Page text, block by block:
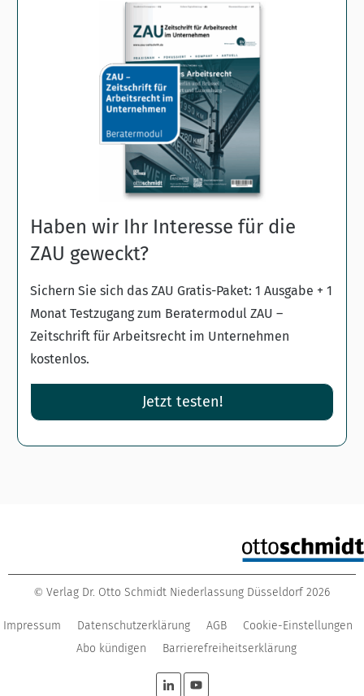
Haben wir Ihr Interesse für die
ZAU geweckt?
Sichern Sie sich das ZAU Gratis-Paket: 1 Ausgabe + 1
Monat Testzugang zum Beratermodul ZAU –
Zeitschrift für Arbeitsrecht im Unternehmen
kostenlos.
Jetzt testen!
© Verlag Dr. Otto Schmidt Niederlassung Düsseldorf 2026
Impressum Datenschutzerklärung AGB
Cookie-Einstellungen
Abo kündigen
Barrierefreiheitserklärung